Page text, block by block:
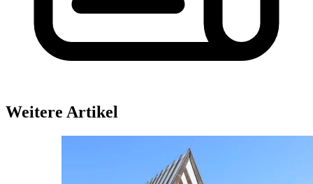
Weitere Artikel